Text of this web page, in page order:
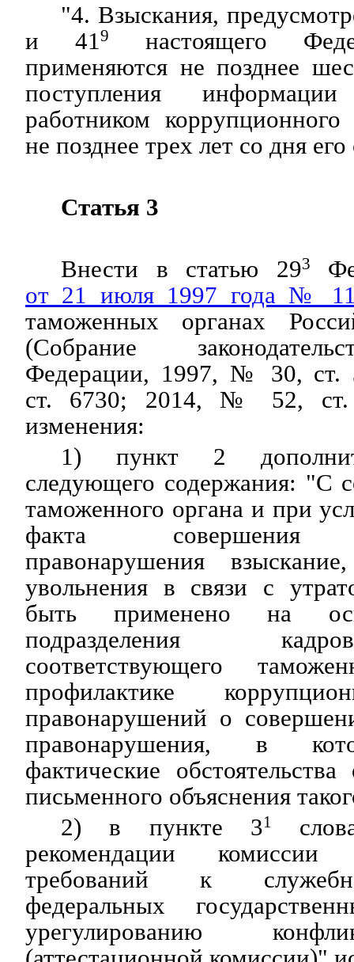
"4. Взыскания,
и 419
настоящего
применяются не позднее
поступления
работником
не позднее трех лет со дня
Статья 3
Внести в статью 293
от 21 июля 1997 года №
таможенных органах
(Собрание
Федерации, 1997, № 30,
ст. 6730; 2014, № 52, ст.
изменения:
1) пункт 2
следующего содержания: "С
таможенного органа и при
факта совершения
правонарушения
увольнения в связи с
быть применено на
подразделения
соответствующего
профилактике
правонарушений о
правонарушения, в
фактические
письменного объяснения
2) в пункте 31
рекомендации
требований к
федеральных
урегулированию